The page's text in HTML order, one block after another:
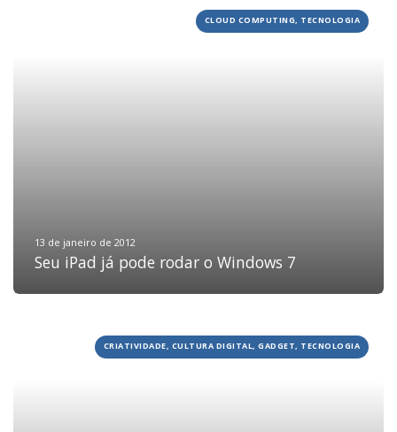
CLOUD COMPUTING, TECNOLOGIA
13 de janeiro de 2012
Seu iPad já pode rodar o Windows 7
CRIATIVIDADE, CULTURA DIGITAL, GADGET, TECNOLOGIA